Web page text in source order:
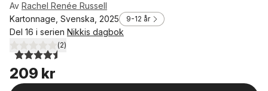
Av Rachel Renée Russell
Kartonnage, Svenska, 2025
9-12 år
Del 16 i serien Nikkis dagbok
4,5utav 5 stjärnor. Totalt antal röster:
(2)
209 kr